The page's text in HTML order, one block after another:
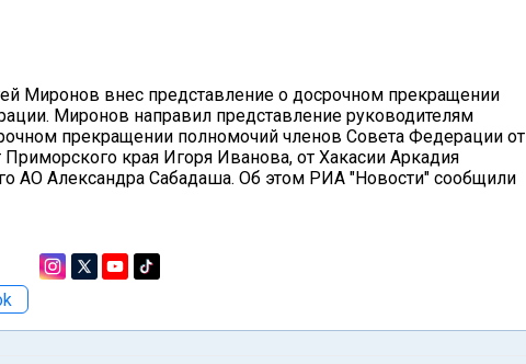
Миронов внес представление о досрочном прекращении
Миронов направил представление руководителям
прекращении полномочий членов Совета Федерации от
края Игоря Иванова, от Хакасии Аркадия
АО Александра Сабадаша. Об этом РИА "Новости" сообщили